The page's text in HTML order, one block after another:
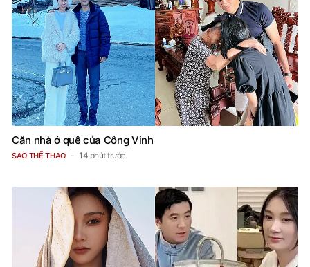
Căn nhà ở quê của Công Vinh
SAO THỂ THAO 14 phút trước